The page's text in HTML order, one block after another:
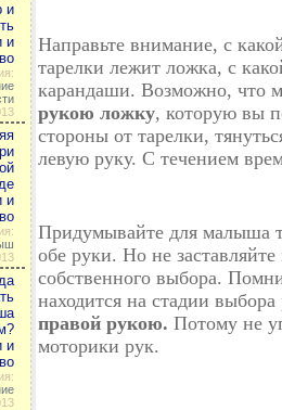
и
и
и
и
Направьте внимание, с
тарелки лежит ложка, с
карандаши. Возможно, что
рукою ложку, которую вы
стороны от тарелки,
левую руку. С течением
Придумывайте для малыша
обе руки. Но не
собственного выбора.
находится на стадии
правой рукою. Потому не
моторики рук.